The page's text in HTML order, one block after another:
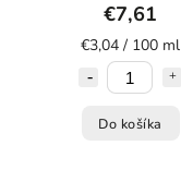
€7,61
€3,04 / 100 ml
Do košíka